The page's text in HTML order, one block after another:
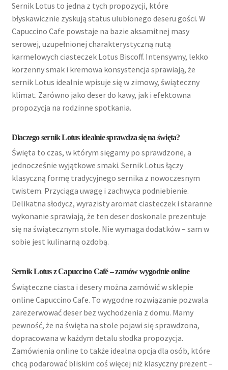
Sernik Lotus to jedna z tych propozycji, które
błyskawicznie zyskują status ulubionego deseru gości. W
Capuccino Cafe powstaje na bazie aksamitnej masy
serowej, uzupełnionej charakterystyczną nutą
karmelowych ciasteczek Lotus Biscoff. Intensywny, lekko
korzenny smak i kremowa konsystencja sprawiają, że
sernik Lotus idealnie wpisuje się w zimowy, świąteczny
klimat. Zarówno jako deser do kawy, jak i efektowna
propozycja na rodzinne spotkania.
Dlaczego sernik Lotus idealnie sprawdza się na święta?
Święta to czas, w którym sięgamy po sprawdzone, a
jednocześnie wyjątkowe smaki. Sernik Lotus łączy
klasyczną formę tradycyjnego sernika z nowoczesnym
twistem. Przyciąga uwagę i zachwyca podniebienie.
Delikatna słodycz, wyrazisty aromat ciasteczek i staranne
wykonanie sprawiają, że ten deser doskonale prezentuje
się na świątecznym stole. Nie wymaga dodatków – sam w
sobie jest kulinarną ozdobą.
Sernik Lotus z Capuccino Café – zamów wygodnie online
Świąteczne ciasta i desery można zamówić wsklepie
online Capuccino Cafe. To wygodne rozwiązanie pozwala
zarezerwować deser bez wychodzenia z domu. Mamy
pewność, że na święta na stole pojawi się sprawdzona,
dopracowana w każdym detalu słodka propozycja.
Zamówienia online to także idealna opcja dla osób, które
chcą podarować bliskim coś więcej niż klasyczny prezent –